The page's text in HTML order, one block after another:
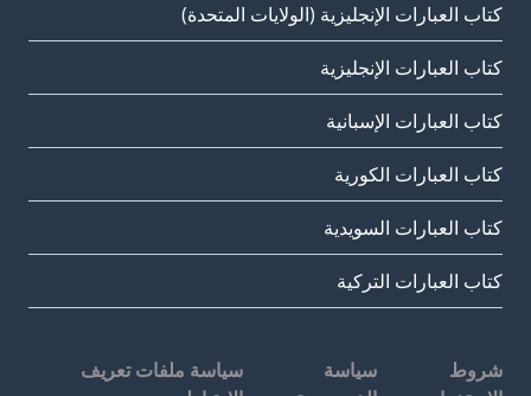
كتاب العبارات الإنجليزية (الولايات المتحدة)
كتاب العبارات الإنجليزية
كتاب العبارات الإسبانية
كتاب العبارات الكورية
كتاب العبارات السويدية
كتاب العبارات التركية
شروط
سياسة
سياسة ملفات تعريف